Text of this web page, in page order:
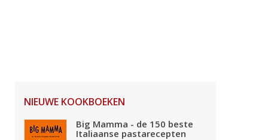
NIEUWE KOOKBOEKEN
Big Mamma - de 150 beste
Italiaanse pastarecepten